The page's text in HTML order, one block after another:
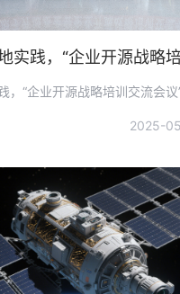
，“企业开源战略培训交流会
2025-